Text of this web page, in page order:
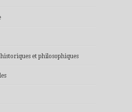
et philosophiques